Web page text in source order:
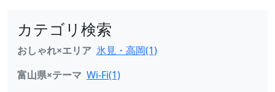
カテゴリ検索
おしゃれ×エリア 氷見・高岡(1)
富山県×テーマ Wi-Fi(1)